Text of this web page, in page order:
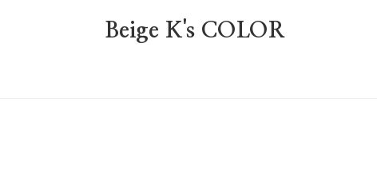
Beige K's COLOR